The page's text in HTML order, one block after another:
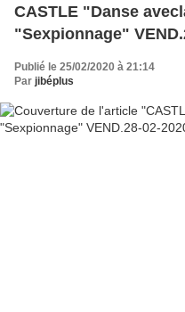
CASTLE "Danse
"Sexpionnage"
Publié le 25/02/2020 à 21:14
Par jibéplus